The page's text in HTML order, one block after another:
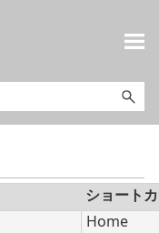
ショート
Home